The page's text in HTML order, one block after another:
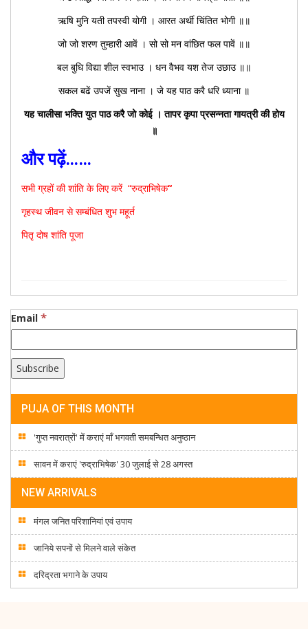
ऋषि मुनि यती तपस्वी योगी । आरत अर्थी चिंतित भोगी ॥॥
जो जो शरण तुम्हारी आवें । सो सो मन वांछित फल पावें ॥॥
बल बुधि विद्या शील स्वभाउ । धन वैभव यश तेज उछाउ ॥॥
सकल बढें उपजें सुख नाना । जे यह पाठ करै धरि ध्याना ॥
यह चालीसा भक्ति युत पाठ करै जो कोई । तापर कृपा प्रसन्नता गायत्री की होय
॥
और पढ़ें……
सभी ग्रहों की शांति के लिए करें “रुद्राभिषेक“
गृहस्थ जीवन से सम्बंधित शुभ महूर्त
पितृ दोष शांति पूजा
Email *
PUJA OF THIS MONTH
'गुप्त नवरात्रों' में कराएं माँ भगवती समबन्धित अनुष्ठान
सावन में कराएं 'रुद्राभिषेक' 30 जुलाई से 28 अगस्त
NEW ARRIVALS
मंगल जनित परिशानियां एवं उपाय
जानिये सपनों से मिलने वाले संकेत
दरिद्रता भगाने के उपाय